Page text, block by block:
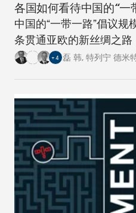
各国如何看待中国的“一
中国的“一带一路”倡议
条贯通亚欧的新丝绸之路
的跨国基础设施建设工程
+4 磊 韩, 特列宁 德米